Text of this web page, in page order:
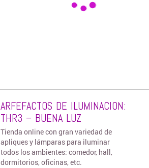
ARFEFACTOS DE ILUMINACION:
THR3 – BUENA LUZ
Tienda online con gran variedad de
apliques y lámparas para iluminar
todos los ambientes: comedor, hall,
dormitorios, oficinas, etc.